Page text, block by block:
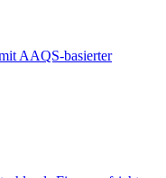
AAQS-basierter